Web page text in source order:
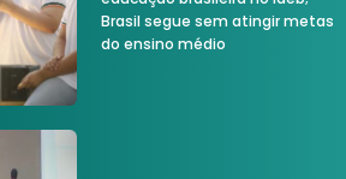
Brasil segue sem atingir metas
do ensino médio